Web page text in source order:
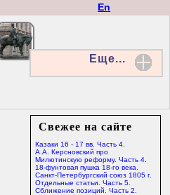
En
Еще...
Свежее на сайте
Казаки 16 - 17 вв. Часть 4.
А.А. Керсновский про
Милютинскую реформу. Часть 4.
18-фунтовая пушка 18-го века.
Санкт-Петербургский союз 1805 г.
Отдельные статьи. Часть 5.
Сближение позиций. Часть 2.